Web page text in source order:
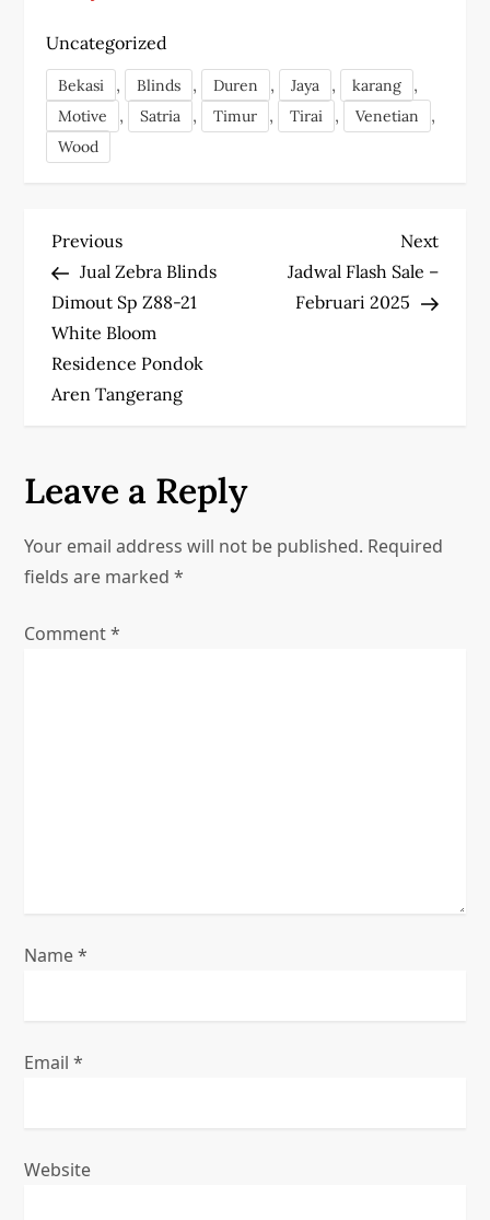
Uncategorized
Bekasi , Blinds , Duren , Jaya , karang ,
Motive , Satria , Timur , Tirai , Venetian ,
Wood
P
o
s
t
a
v
i
g
Previous
Post
Previous
Jual Zebra Blinds
Dimout Sp Z88-21
White Bloom
Residence Pondok
Aren Tangerang
Next
Post
Next
Jadwal Flash Sale –
Februari 2025
Leave a Reply
Your email address will not be published. Required
fields are marked*
Comment*
Name*
Email*
Website